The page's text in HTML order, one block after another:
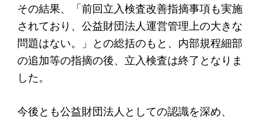
募集要項
給付型奨学金とは
ソーシャルビジネス支援
事業方針
その結果、「前回立入検査改善指摘事項も実施
されており、公益財団法人運営管理上の大きな
問題はない。」との総括のもと、内部規程細部
の追加等の指摘の後、立入検査は終了となりま
した。
今後とも公益財団法人としての認識を深め、